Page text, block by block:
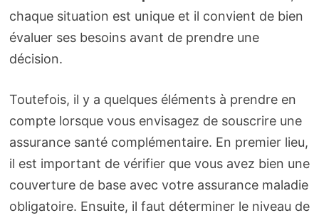
chaque situation est unique et il convient de bien
évaluer ses besoins avant de prendre une
décision.
Toutefois, il y a quelques éléments à prendre en
compte lorsque vous envisagez de souscrire une
assurance santé complémentaire. En premier lieu,
il est important de vérifier que vous avez bien une
couverture de base avec votre assurance maladie
obligatoire. Ensuite, il faut déterminer le niveau de